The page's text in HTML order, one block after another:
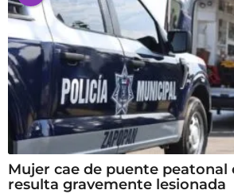
Mujer cae de puente peatonal
resulta gravemente lesionada